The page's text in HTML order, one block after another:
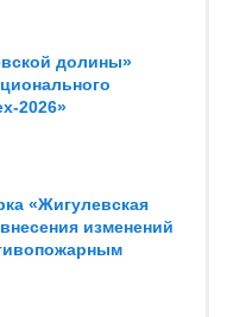
долины»
2026»
«Жигулевская
изменений